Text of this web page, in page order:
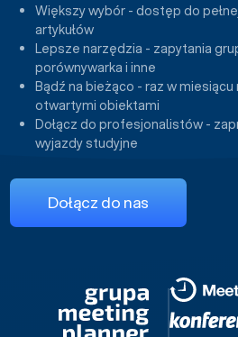
Większy wybór - dostęp do
artykułów
Lepsze narzędzia - zapytania
porównywarka i inne
Bądź na bieżąco - raz w
otwartymi obiektami
Dołącz do profesjonalistów -
wyjazdy studyjne
Dołącz do nas